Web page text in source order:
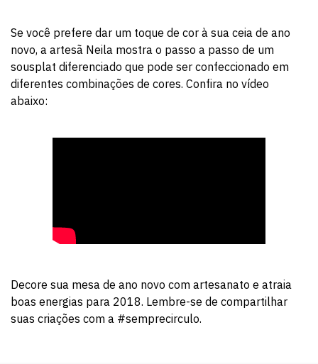
Se você prefere dar um toque de cor à sua ceia de ano
novo, a artesã Neila mostra o passo a passo de um
sousplat diferenciado que pode ser confeccionado em
diferentes combinações de cores. Confira no vídeo
abaixo:
Decore sua mesa de ano novo com artesanato e atraia
boas energias para 2018. Lembre-se de compartilhar
suas criações com a #semprecirculo.